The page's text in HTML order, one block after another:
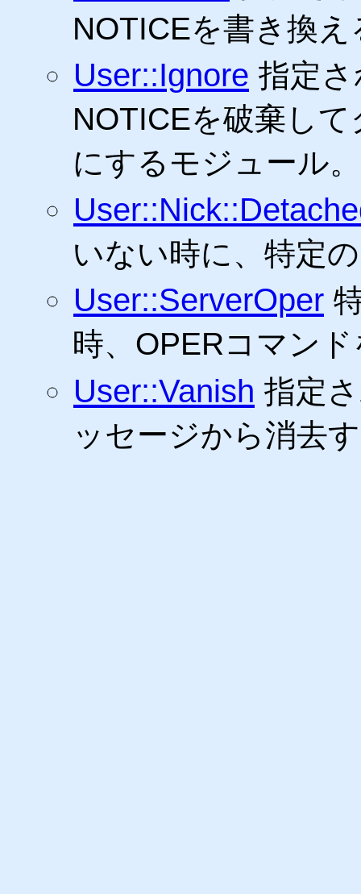
NOTICEを書き換え
User::Ignore 指定
NOTICEを破棄し
にするモジュール。
いない時に、特定
User::ServerOper
時、OPERコマン
User::Vanish 指定
ッセージから消去